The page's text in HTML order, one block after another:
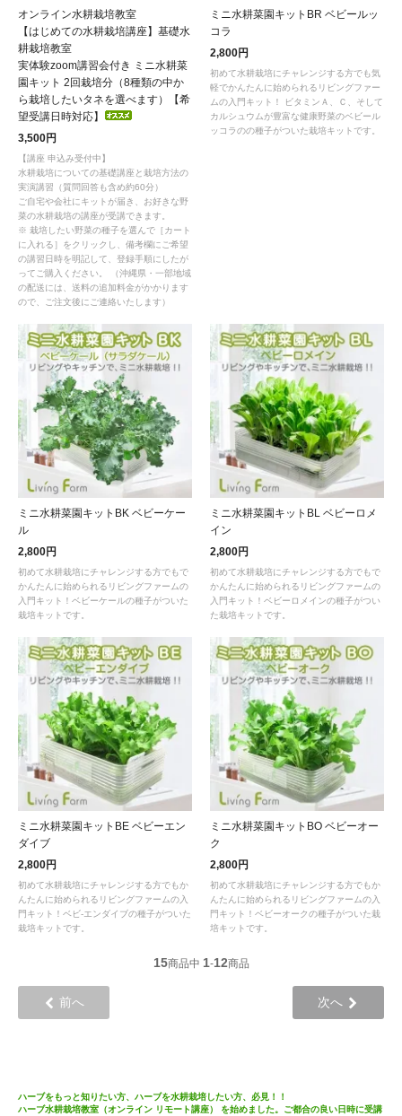
オンライン水耕栽培教室
【はじめての水耕栽培講座】基礎水
耕栽培教室
実体験zoom講習会付き ミニ水耕菜
園キット 2回栽培分（8種類の中か
ら栽培したいタネを選べます）【希
望受講日時対応】
3,500円
【講座 申込み受付中】
水耕栽培についての基礎講座と栽培方法の
実演講習（質問回答も含め約60分）
ご自宅や会社にキットが届き、お好きな野
菜の水耕栽培の講座が受講できます。
※ 栽培したい野菜の種子を選んで［カート
に入れる］をクリックし、備考欄にご希望
の講習日時を明記して、登録手順にしたが
ってご購入ください。 （沖縄県・一部地域
の配送には、送料の追加料金がかかります
ので、ご注文後にご連絡いたします）
ミニ水耕菜園キットBR ベビールッ
コラ
2,800円
初めて水耕栽培にチャレンジする方でも気
軽でかんたんに始められるリビングファー
ムの入門キット！ ビタミンＡ、Ｃ、そして
カルシュウムが豊富な健康野菜のベビール
ッコラのの種子がついた栽培キットです。
ミニ水耕菜園キットBK ベビーケー
ル
2,800円
初めて水耕栽培にチャレンジする方でもで
かんたんに始められるリビングファームの
入門キット！ベビーケールの種子がついた
栽培キットです。
ミニ水耕菜園キットBL ベビーロメ
イン
2,800円
初めて水耕栽培にチャレンジする方でもで
かんたんに始められるリビングファームの
入門キット！ベビーロメインの種子がつい
た栽培キットです。
ミニ水耕菜園キットBE ベビーエン
ダイブ
2,800円
初めて水耕栽培にチャレンジする方でもか
んたんに始められるリビングファームの入
門キット！ベビ-エンダイブの種子がついた
栽培キットです。
ミニ水耕菜園キットBO ベビーオー
ク
2,800円
初めて水耕栽培にチャレンジする方でもか
んたんに始められるリビングファームの入
門キット！ベビーオークの種子がついた栽
培キットです。
15商品中 1-12商品
前へ 次へ
ハーブをもっと知りたい方、ハーブを水耕栽培したい方、必見！！
ハーブ水耕栽培教室（オンライン リモート講座） を始めました。ご都合の良い日時に受講